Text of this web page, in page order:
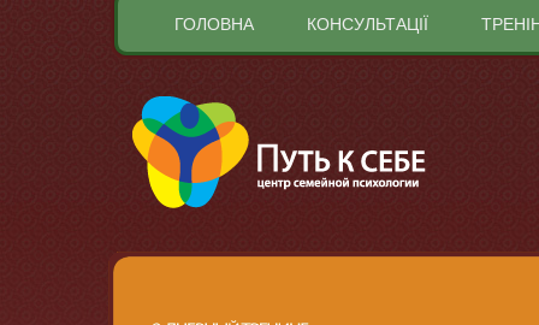
ГОЛОВНА КОНСУЛЬТАЦІЇ